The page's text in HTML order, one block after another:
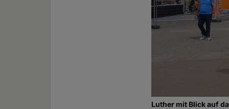
Luther mit Blick auf